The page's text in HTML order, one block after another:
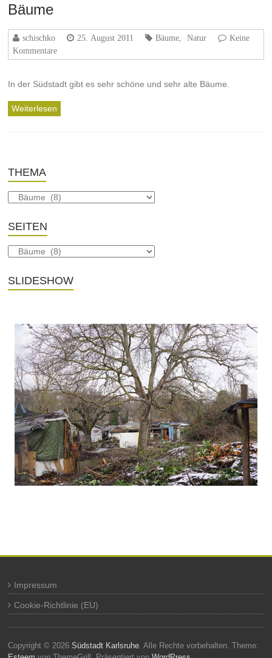
Bäume
schischko 25. August 2011 Bäume Natur
Keine
Kommentare
In der Südstadt gibt es sehr schöne und sehr alte Bäume.
Weiterlesen
THEMA
SEITEN
SLIDESHOW
Impressum
Cookie-Richtlinie (EU)
Copyright © 2026Südstadt Karlsruhe . Alle Rechte vorbehalten. Theme: